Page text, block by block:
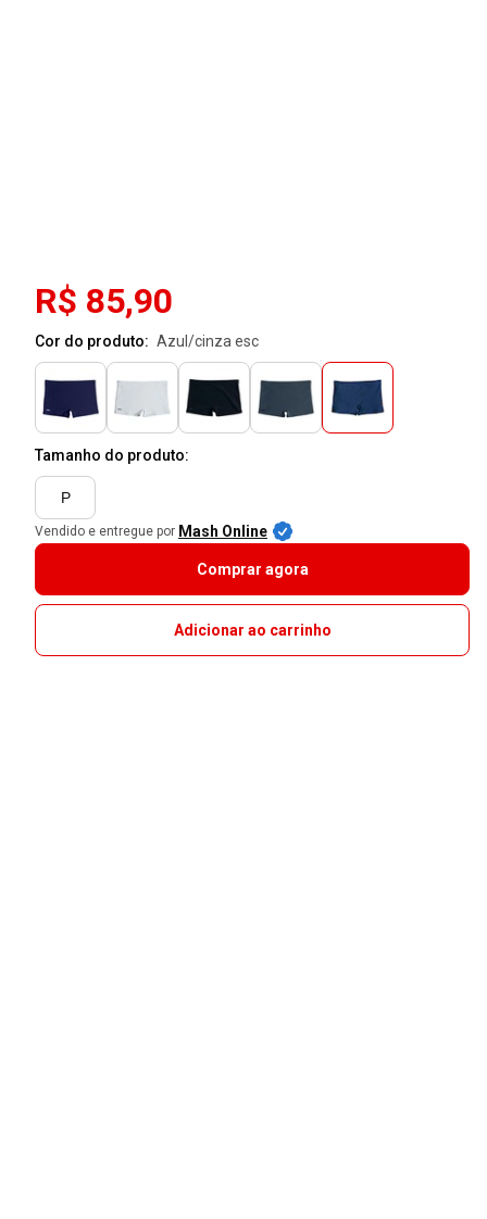
R$ 85,90
Cor do produto: azul/cinza esc
Tamanho do produto:
P
Vendido e entregue por Mash Online
Comprar agora
Adicionar ao carrinho